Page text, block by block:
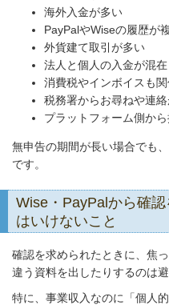
海外入金が多い
PayPalやWiseの履歴が
外貨建て取引が多い
法人と個人の入金が混
消費税やインボイスも関
税務署からお尋ねや連
プラットフォーム側か
無申告の期間が長い場合でも
です。
Wise・PayPalから確
はいけないこと
確認を求められたときに、焦
違う資料を出したりするのは避
特に、事業収入なのに「個人